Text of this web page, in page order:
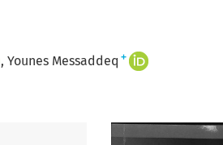
Younes Messaddeq +